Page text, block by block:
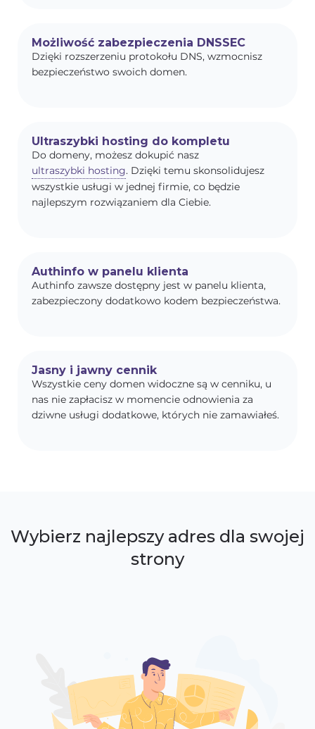
Możliwość zabezpieczenia DNSSEC
Dzięki rozszerzeniu protokołu DNS, wzmocnisz
bezpieczeństwo swoich domen.
Ultraszybki hosting do kompletu
Do domeny, możesz dokupić nasz
ultraszybki hosting. Dzięki temu skonsolidujesz
wszystkie usługi w jednej firmie, co będzie
najlepszym rozwiązaniem dla Ciebie.
Authinfo w panelu klienta
Authinfo zawsze dostępny jest w panelu klienta,
zabezpieczony dodatkowo kodem bezpieczeństwa.
Jasny i jawny cennik
Wszystkie ceny domen widoczne są w cenniku, u
nas nie zapłacisz w momencie odnowienia za
dziwne usługi dodatkowe, których nie zamawiałeś.
Wybierz najlepszy adres dla swojej
strony